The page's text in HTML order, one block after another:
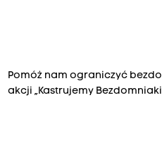
Pomóż nam ograniczyć
akcji „Kastrujemy